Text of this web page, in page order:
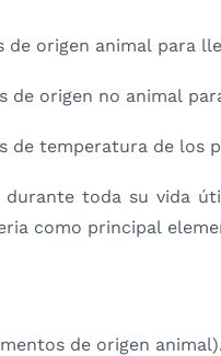
origen animal para
origen no animal
temperatura de
durante toda su vida
como principal
de origen animal).